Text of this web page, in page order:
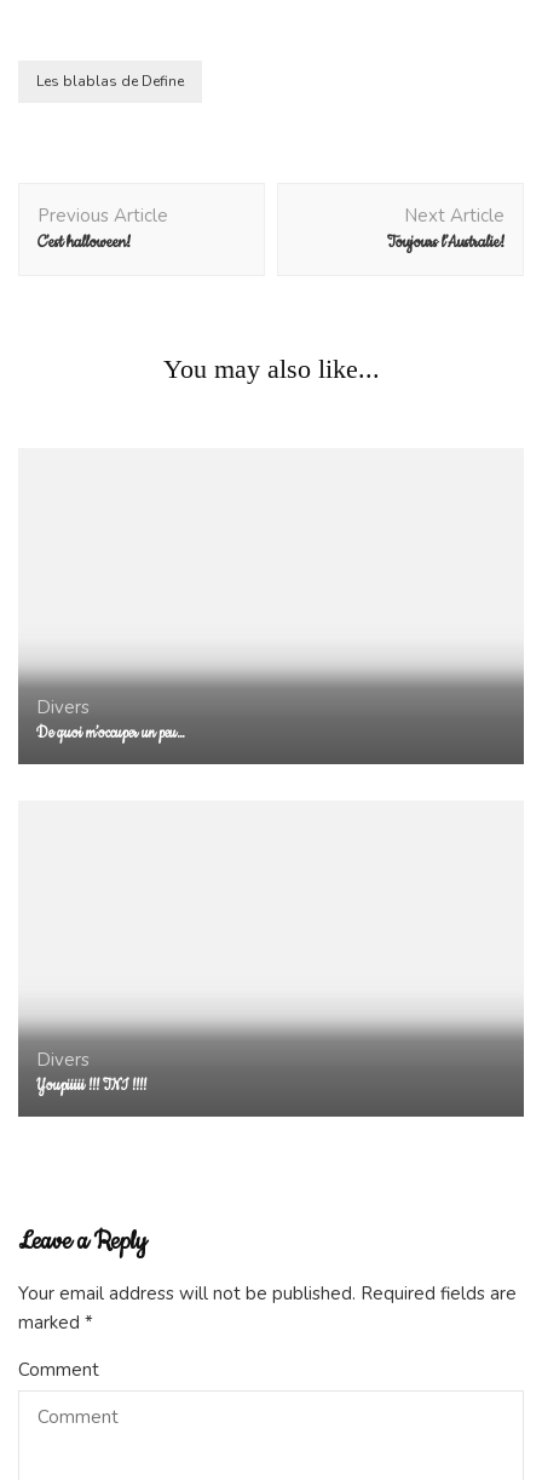
Les blablas de Define
Navigation
Previous Article
C’est halloween!
Next Article
Toujours l’Australie!
You may also like...
Vous êtes bienvenus chez moi!
Divers
De quoi m’occuper un peu…
Divers
Youpiiiii !!! TNI !!!!
Leave a Reply
Your email address will not be published. Required fields are
marked *
Comment